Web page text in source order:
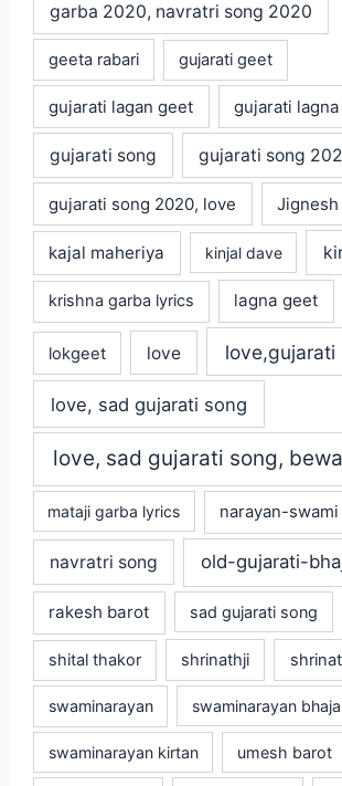
garba 2020, navratri song 2020
geeta rabari gujarati geet
gujarati lagan geet gujarati
gujarati song gujarati song
gujarati song 2020, love
kajal maheriya kinjal dave
krishna garba lyrics lagna geet
lokgeet love love,gujarati
love, sad gujarati song
love, sad gujarati song,
mataji garba lyrics narayan-swami
navratri song old-gujarati-
rakesh barot sad gujarati song
shital thakor shrinathji
swaminarayan swaminarayan
swaminarayan kirtan umesh barot